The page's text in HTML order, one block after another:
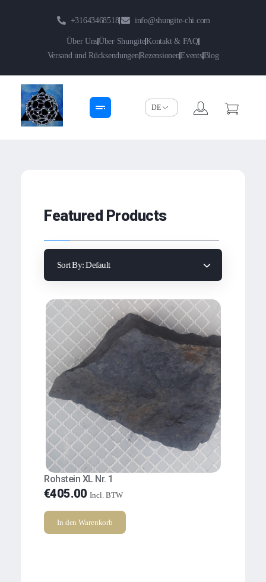
+31643468518 info@shungite-chi.com
Über UnsÜber ShungiteKontakt & FAQ
Versand und RücksendungenRezensionenEventsBlog
Featured Products
Sort By:Default
Rohstein XL Nr. 1
€405.00 Incl. BTW
In den Warenkorb